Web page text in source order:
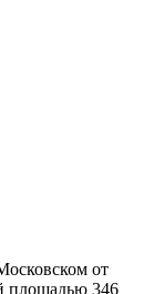
от
площадью 346